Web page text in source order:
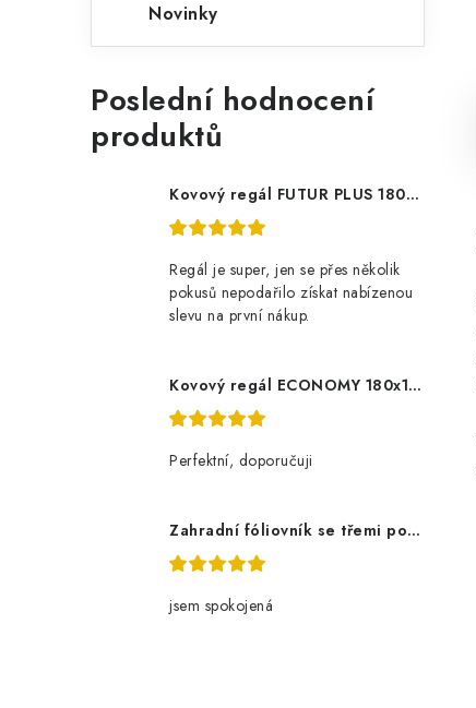
Novinky
Poslední hodnocení
produktů
Kovový regál FUTUR PLUS 180x120x45 5 polic Nosnost 1000 KG - pozinkovaný
Regál je super, jen se přes několik
pokusů nepodařilo získat nabízenou
slevu na první nákup.
Kovový regál ECONOMY 180x120x60 5 polic - pozinkovaný
Perfektní, doporučuji
Zahradní fóliovník se třemi policemi
jsem spokojená